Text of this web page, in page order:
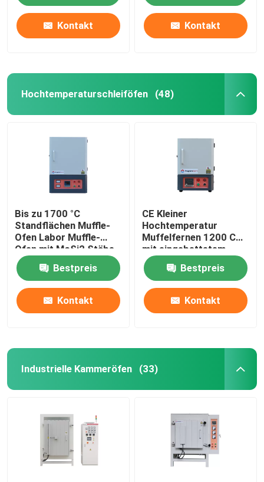
Kontakt Kontakt
Hochtemperaturschleiföfen (48)
Bis zu 1700 °C
Standflächen Muffle-
Ofen Labor Muffle-
Ofen mit MoSi2 Stäbe
Bestpreis
Kontakt
CE Kleiner
Hochtemperatur
Muffelfernen 1200 C
mit eingebettetem
Heizdraht
Bestpreis
Kontakt
Industrielle Kammeröfen (33)